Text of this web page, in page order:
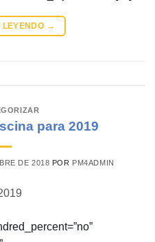
→
para 2019
DE 2018 POR PM4ADMIN